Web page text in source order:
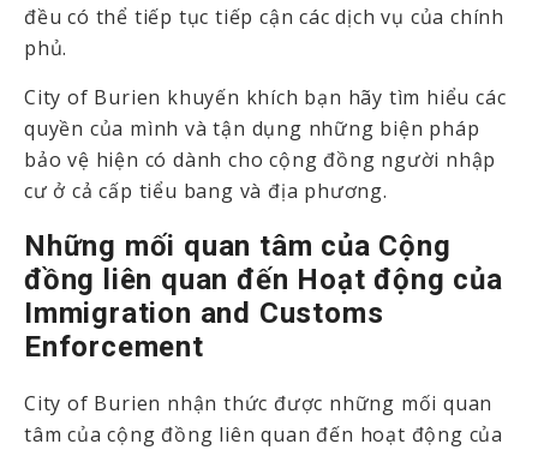
đều có thể tiếp tục tiếp cận các dịch vụ của chính
phủ.
City of Burien khuyến khích bạn hãy tìm hiểu các
quyền của mình và tận dụng những biện pháp
bảo vệ hiện có dành cho cộng đồng người nhập
cư ở cả cấp tiểu bang và địa phương.
Những mối quan tâm của Cộng
đồng liên quan đến Hoạt động của
Immigration and Customs
Enforcement
City of Burien nhận thức được những mối quan
tâm của cộng đồng liên quan đến hoạt động của